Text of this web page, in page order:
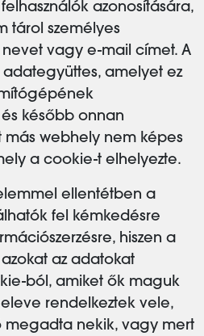
azonosítására,
tárol személyes
vagy e-mail címet. A
amelyet ez
később onnan
más webhely nem képes
a cookie-t elhelyezte.
ellentétben a
fel kémkedésre
hiszen a
az adatokat
ból, amiket ők maguk
rendelkeztek vele,
megadta nekik, vagy mert